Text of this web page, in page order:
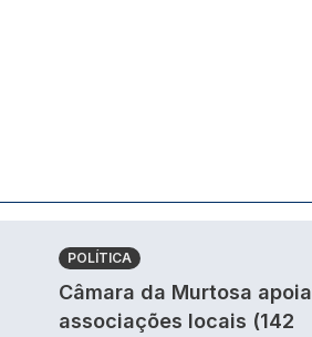
POLÍTICA
Câmara da Murtosa apoia
associações locais (142